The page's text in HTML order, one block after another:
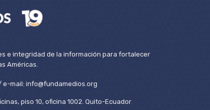
e integridad de la información para fortalecer
Américas.
mail: info@fundamedios.org
piso 10, oficina 1002. Quito-Ecuador